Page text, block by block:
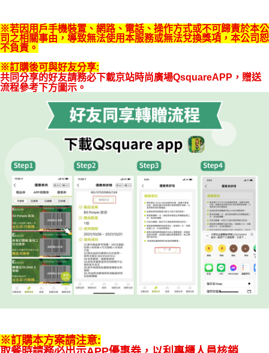
※若因用戶手機裝置、網路、電話、操作方式或不可歸責於本公
司之相關事由，導致無法使用本服務或無法兌換獎項，本公司恕
不負責。
※訂購後可與好友分享:
共同分享的好友請務必下載京站時尚廣場QsquareAPP，贈送
流程參考下方圖示。
※訂購本方案請注意: